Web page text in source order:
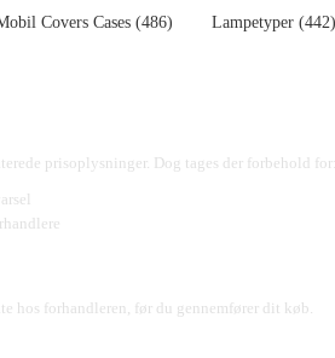
Covers Cases (486) Lampetyper (442)
prisoplysninger. Dog tages der forbehold for:
hos forhandleren, før du gennemfører dit køb.